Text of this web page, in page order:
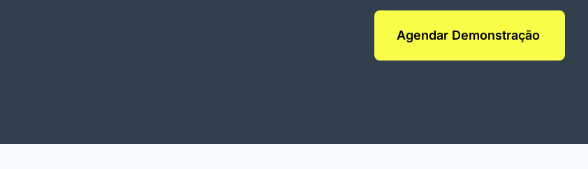
Agendar Demonstração